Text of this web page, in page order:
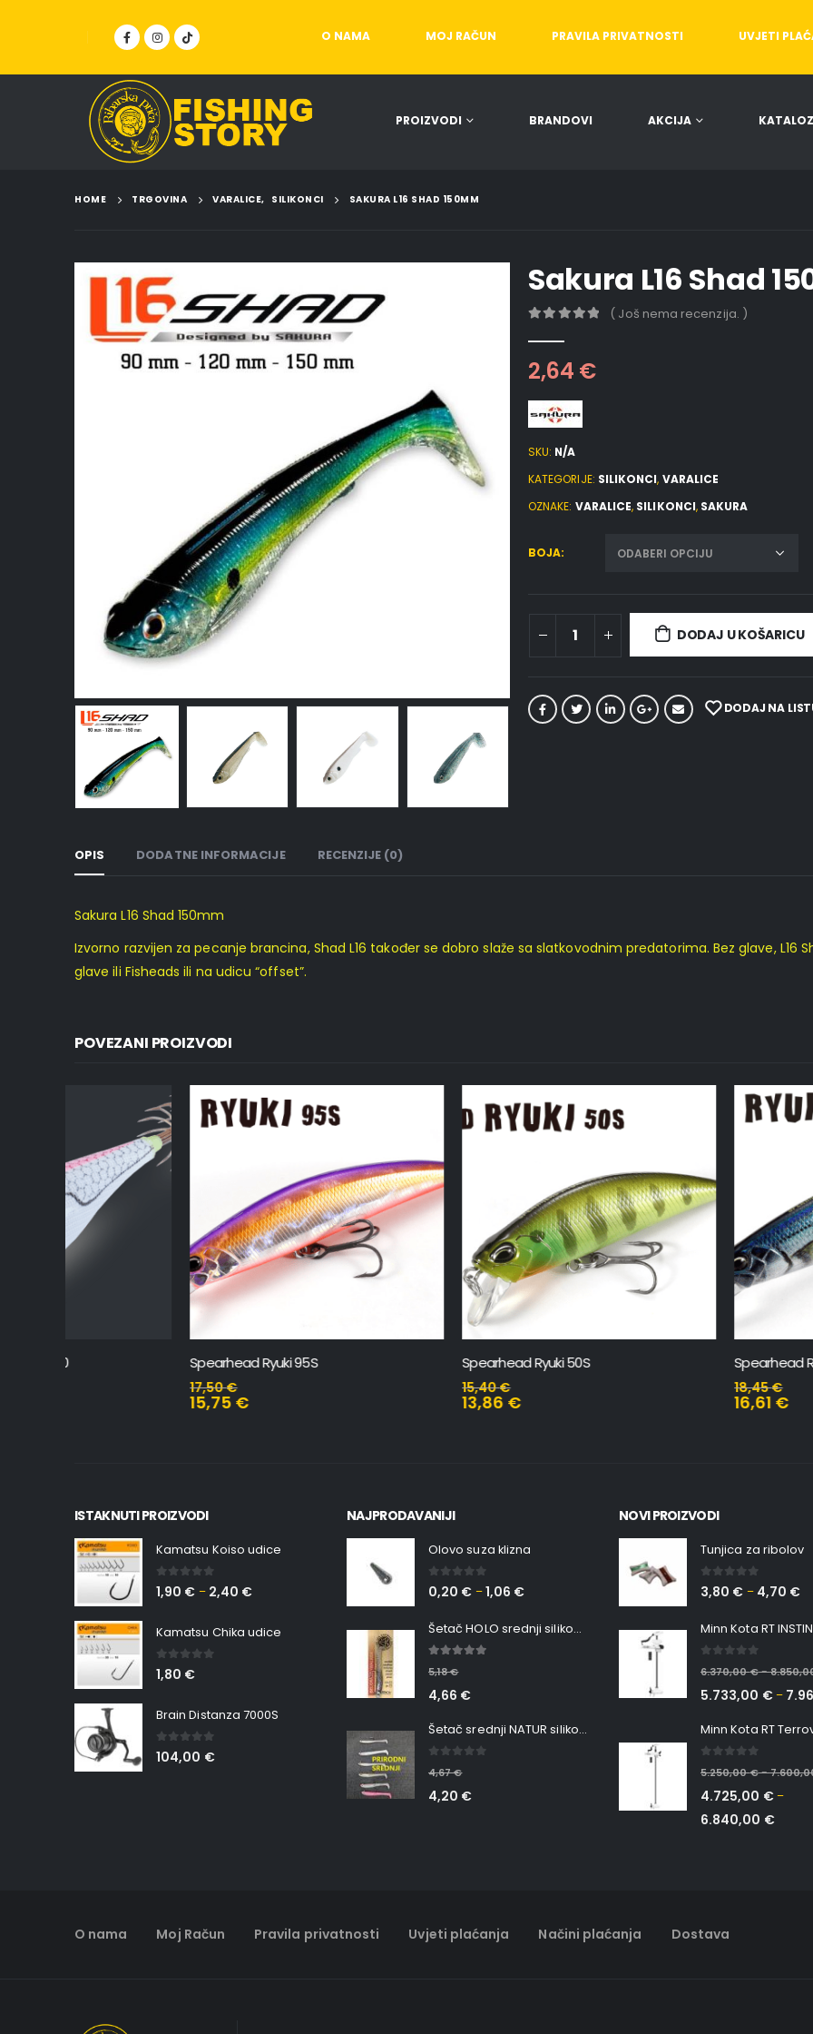
O NAMA MOJ RAČUN PRAVILA PRIVATNOSTI UVJETI
PROIZVODI BRANDOVI AKCIJA
HOME TRGOVINA VARALICE, SILIKONCI SAKURA L16 SHAD 150MM
Sakura L16 Shad
( Još nema recenzija. )
2,64 €
SKU: N/A
KATEGORIJE: SILIKONCI, VARALICE
OZNAKE: VARALICE, SILIKONCI, SAKURA
BOJA
DODAJ U KOŠARICU
DODAJ NA
OPIS DODATNE INFORMACIJE RECENZIJE (0)
Sakura L16 Shad 150mm
Izvorno razvijen za pecanje brancina, Shad L16 također se dobro slaže sa slatkovodnim predatorima. Bez glave, L16
glave ili Fisheads ili na udicu “offset”.
POVEZANI PROIZVODI
Spearhead Ryuki 95S Spearhead Ryuki 50S Spearhead Ryuki 95S SW
ISTAKNUTI PROIZVODI
Kamatsu Koiso udice
0 out of 5
1,90 € – 2,40 €
Kamatsu Chika udice
0 out of 5
1,80 €
Brain Distanza 7000S
0out of 5
104,00 €
NAJPRODAVANIJI
Olovo suza klizna
0 out of 5
0,20 € –1,06 €
Šetač HOLO srednji silikonska Ribica Belgrade Walker
5,18€
4,66 €
Šetač srednji NATUR silikonska ribica Belgrade Walker
4,67€
4,20 €
NOVI PROIZVODI
Tunjica za ribolov
0 out of 5
3,80 € – 4,70 €
6.370,00€–
5.733,00 €–
5.250,00€–
4.725,00 €–
6.840,00 €
O nama Moj Račun Pravila privatnosti Uvjeti plaćanja Načini plaćanja Dostava